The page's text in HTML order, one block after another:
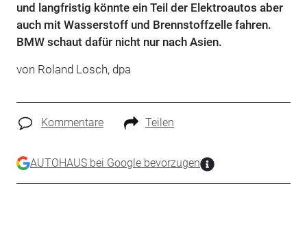
und langfristig könnte ein Teil der Elektroautos aber
auch mit Wasserstoff und Brennstoffzelle fahren.
BMW schaut dafür nicht nur nach Asien.
von Roland Losch, dpa
Kommentare Teilen
AUTOHAUS bei Google bevorzugen